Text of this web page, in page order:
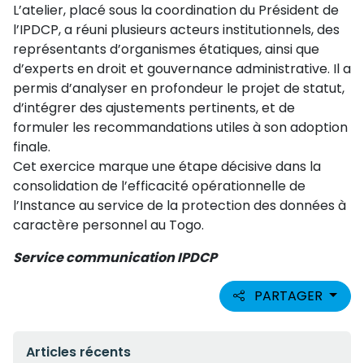
L’atelier, placé sous la coordination du Président de
l’IPDCP, a réuni plusieurs acteurs institutionnels, des
représentants d’organismes étatiques, ainsi que
d’experts en droit et gouvernance administrative. Il a
permis d’analyser en profondeur le projet de statut,
d’intégrer des ajustements pertinents, et de
formuler les recommandations utiles à son adoption
finale.
Cet exercice marque une étape décisive dans la
consolidation de l’efficacité opérationnelle de
l’Instance au service de la protection des données à
caractère personnel au Togo.
Service communication IPDCP
PARTAGER
Articles récents